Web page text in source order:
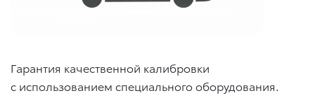
Гарантия качественной калибровки
с использованием специального оборудования.